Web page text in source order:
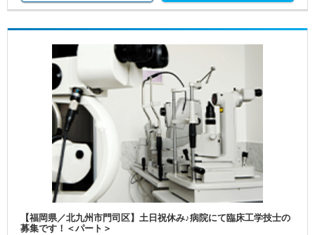
【福岡県／北九州市門司区】土日祝休み♪病院にて臨床工学技士の
募集です！＜パート＞